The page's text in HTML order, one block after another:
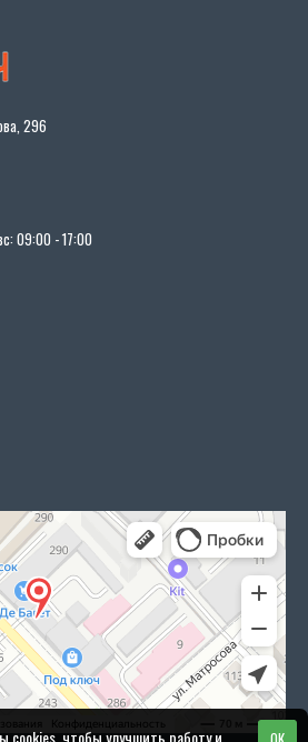
296
09:00 - 17:00
cookies, чтобы улучшить работу и